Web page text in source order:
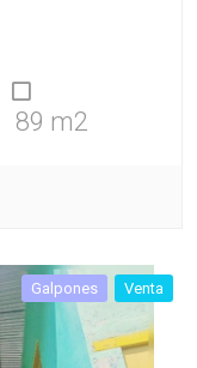
89 m2
Galpones Venta